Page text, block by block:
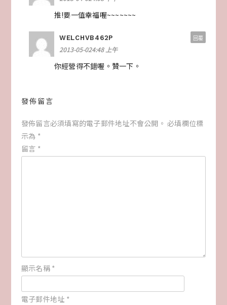
推!要一值幸福喔~~~~~~~
WELCHVB462P
2013-05-024:48 上午
你經營得不錯喔。贊一下。
回覆
發佈留言
發佈留言必須填寫的電子郵件地址不會公開。 必填欄位標
示為 *
留言 *
顯示名稱 *
電子郵件地址 *